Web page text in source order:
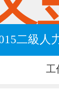
二級人
工